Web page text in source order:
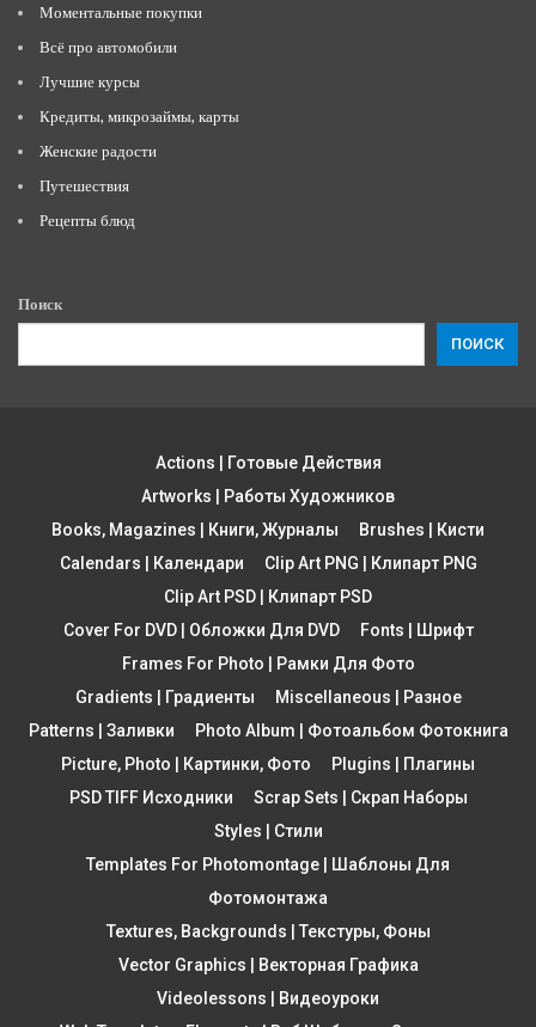
Моментальные покупки
Всё про автомобили
Лучшие курсы
Кредиты, микрозаймы, карты
Женские радости
Путешествия
Рецепты блюд
Поиск
ПОИСК
Actions | Готовые Действия
Artworks | Работы Художников
Books, Magazines | Книги, Журналы
Brushes | Кисти
Calendars | Календари
Clip Art PNG | Клипарт PNG
Clip Art PSD | Клипарт PSD
Cover For DVD | Обложки Для DVD
Fonts | Шрифт
Frames For Photo | Рамки Для Фото
Gradients | Градиенты
Miscellaneous | Разное
Patterns | Заливки
Photo Album | Фотоальбом Фотокнига
Picture, Photo | Картинки, Фото
Plugins | Плагины
PSD TIFF Исходники
Scrap Sets | Скрап Наборы
Styles | Стили
Templates For Photomontage | Шаблоны Для
Фотомонтажа
Textures, Backgrounds | Текстуры, Фоны
Vector Graphics | Векторная Графика
Videolessons | Видеоуроки